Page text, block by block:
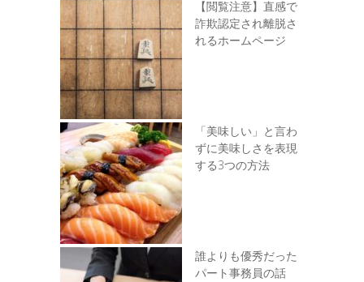
【閲覧注意】直感で
詐欺認定され離脱さ
れるホームページ
「美味しい」と言わ
ずに美味しさを表現
する3つの方法
誰よりも優秀だった
パート事務員の話